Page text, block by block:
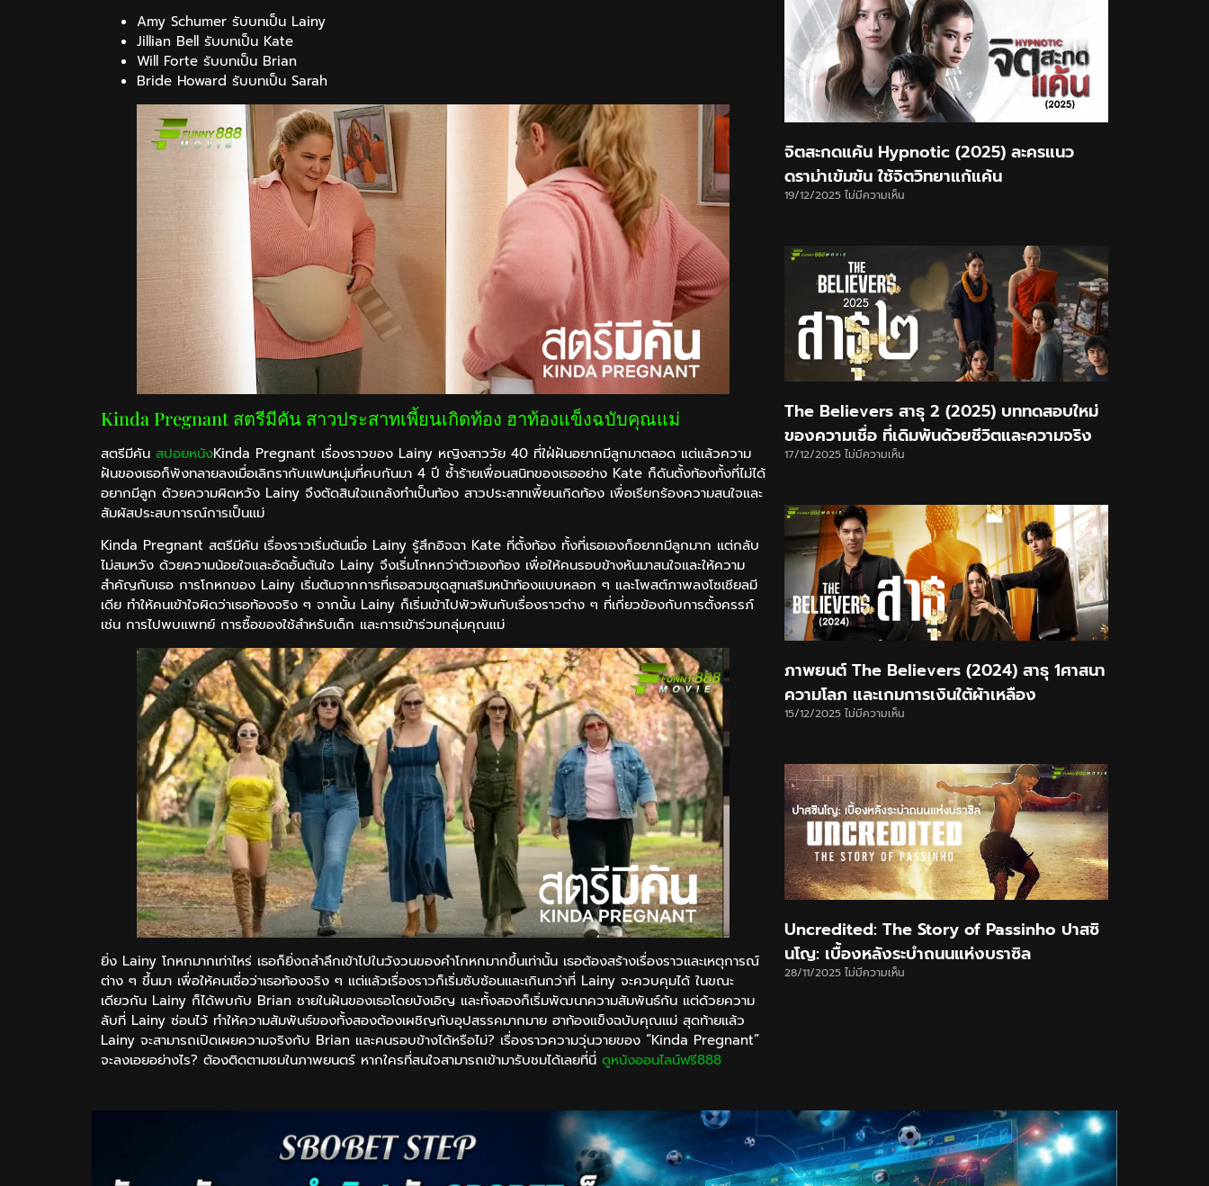
Amy Schumer รับบทเป็น Lainy
Jillian Bell รับบทเป็น Kate
Will Forte รับบทเป็น Brian
Bride Howard รับบทเป็น Sarah
Kinda Pregnant สตรีมีคัน สาวประสาทเพี้ยนเกิดท้อง ฮาท้องแข็งฉบับคุณแม่
สตรีมีคัน สปอยหนังKinda Pregnant เรื่องราวของ Lainy หญิงสาววัย 40 ที่ใฝ่ฝันอยากมีลูกมาตลอด แต่แล้วความ
ฝันของเธอก็พังทลายลงเมื่อเลิกรากับแฟนหนุ่มที่คบกันมา 4 ปี ซ้ำร้ายเพื่อนสนิทของเธออย่าง Kate ก็ดันตั้งท้องทั้งที่ไม่ได้
อยากมีลูก ด้วยความผิดหวัง Lainy จึงตัดสินใจแกล้งทำเป็นท้อง สาวประสาทเพี้ยนเกิดท้อง เพื่อเรียกร้องความสนใจและ
สัมผัสประสบการณ์การเป็นแม่
Kinda Pregnant สตรีมีคัน เรื่องราวเริ่มต้นเมื่อ Lainy รู้สึกอิจฉา Kate ที่ตั้งท้อง ทั้งที่เธอเองก็อยากมีลูกมาก แต่กลับ
ไม่สมหวัง ด้วยความน้อยใจและอัดอั้นตันใจ Lainy จึงเริ่มโกหกว่าตัวเองท้อง เพื่อให้คนรอบข้างหันมาสนใจและให้ความ
สำคัญกับเธอ การโกหกของ Lainy เริ่มต้นจากการที่เธอสวมชุดสูทเสริมหน้าท้องแบบหลอก ๆ และโพสต์ภาพลงโซเชียลมี
เดีย ทำให้คนเข้าใจผิดว่าเธอท้องจริง ๆ จากนั้น Lainy ก็เริ่มเข้าไปพัวพันกับเรื่องราวต่าง ๆ ที่เกี่ยวข้องกับการตั้งครรภ์
เช่น การไปพบแพทย์ การซื้อของใช้สำหรับเด็ก และการเข้าร่วมกลุ่มคุณแม่
ยิ่ง Lainy โกหกมากเท่าไหร่ เธอก็ยิ่งถลำลึกเข้าไปในวังวนของคำโกหกมากขึ้นเท่านั้น เธอต้องสร้างเรื่องราวและเหตุการณ์
ต่าง ๆ ขึ้นมา เพื่อให้คนเชื่อว่าเธอท้องจริง ๆ แต่แล้วเรื่องราวก็เริ่มซับซ้อนและเกินกว่าที่ Lainy จะควบคุมได้ ในขณะ
เดียวกัน Lainy ก็ได้พบกับ Brian ชายในฝันของเธอโดยบังเอิญ และทั้งสองก็เริ่มพัฒนาความสัมพันธ์กัน แต่ด้วยความ
ลับที่ Lainy ซ่อนไว้ ทำให้ความสัมพันธ์ของทั้งสองต้องเผชิญกับอุปสรรคมากมาย ฮาท้องแข็งฉบับคุณแม่ สุดท้ายแล้ว
Lainy จะสามารถเปิดเผยความจริงกับ Brian และคนรอบข้างได้หรือไม่? เรื่องราวความวุ่นวายของ “Kinda Pregnant”
จะลงเอยอย่างไร? ต้องติดตามชมในภาพยนตร์ หากใครที่สนใจสามารถเข้ามารับชมได้เลยที่นี่ ดูหนังออนไลน์ฟรี888
จิตสะกดแค้น Hypnotic (2025) ละครแนว
ดราม่าเข้มข้น ใช้จิตวิทยาแก้แค้น
19/12/2025 ไม่มีความเห็น
The Believers สาธุ 2 (2025) บททดสอบใหม่
ของความเชื่อ ที่เดิมพันด้วยชีวิตและความจริง
17/12/2025 ไม่มีความเห็น
ภาพยนต์ The Believers (2024) สาธุ 1ศาสนา
ความโลภ และเกมการเงินใต้ผ้าเหลือง
15/12/2025 ไม่มีความเห็น
Uncredited: The Story of Passinho ปาสซิ
นโญ: เบื้องหลังระบำถนนแห่งบราซิล
28/11/2025 ไม่มีความเห็น